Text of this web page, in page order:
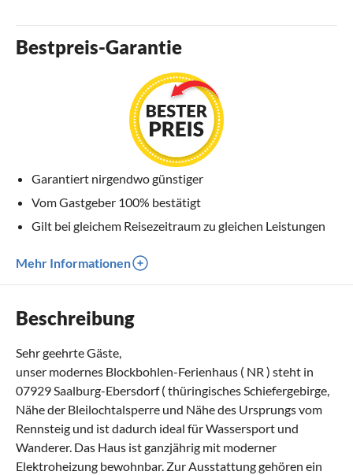
Bestpreis-Garantie
Garantiert nirgendwo günstiger
Vom Gastgeber 100% bestätigt
Gilt bei gleichem Reisezeitraum zu gleichen Leistungen
Mehr Informationen
Beschreibung
Sehr geehrte Gäste,
unser modernes Blockbohlen-Ferienhaus ( NR ) steht in
07929 Saalburg-Ebersdorf ( thüringisches Schiefergebirge,
Nähe der Bleilochtalsperre und Nähe des Ursprungs vom
Rennsteig und ist dadurch ideal für Wassersport und
Wanderer. Das Haus ist ganzjährig mit moderner
Elektroheizung bewohnbar. Zur Ausstattung gehören ein